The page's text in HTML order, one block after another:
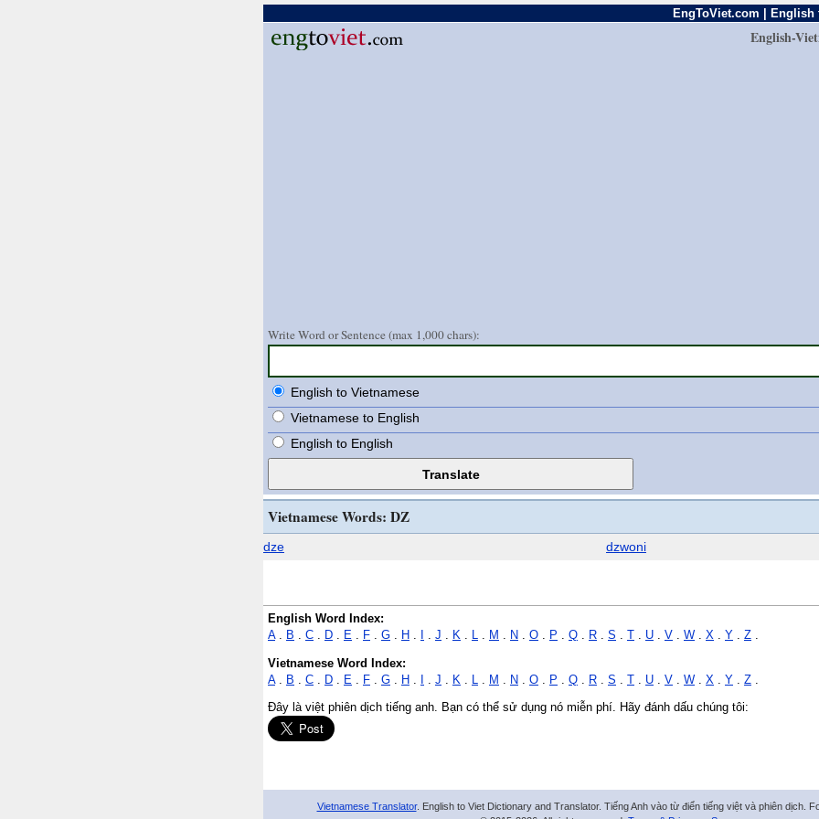
EngToViet.com |
English-
Write Word or Sentence (max 1,000 chars):
English to Vietnamese
Vietnamese to English
English to English
Vietnamese Words: DZ
dze dzwoni
English Word Index:
A. B . C . D . E . F . G . H . . J . K . L . M . N . O . P . Q . R . S . . U . V . W . X . Y . Z .
Vietnamese Word Index:
A. B C D E F G H J K M N O P Q R S T U V W X Y Z
Đây là việt phiên dịch tiếng anh. Bạn có thể sử dụng nó miễn phí. Hãy đánh dấu chúng tôi:
Vietnamese Translator. English to Viet Dictionary and Translator. Tiếng Anh vào từ điển tiếng việt và phiên dịch.